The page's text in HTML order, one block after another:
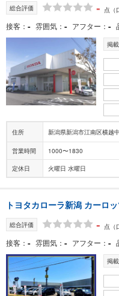
総合評価 - 点
接客 - 雰囲気 - アフター -
掲
住所 新潟県新潟市江南区横越
営業時間 1000〜1830
定休日 火曜日 水曜日
トヨタカローラ新潟 カーロ
総合評価 - 点
接客 - 雰囲気 - アフター -
掲